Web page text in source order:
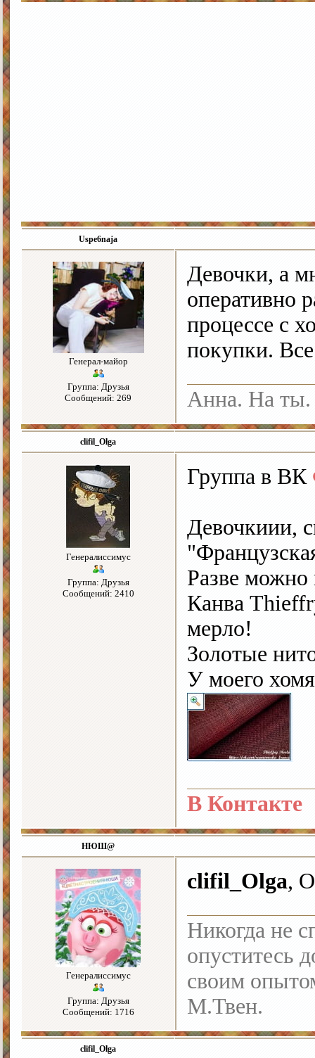
Uspe6naja
Генерал-майор
Группа: Друзья
Сообщений: 269
Девочки, а
оперативно
процессе с
покупки.
Анна. На ты.
clifil_Olga
Генералиссимус
Группа: Друзья
Сообщений: 2410
Группа в ВК
Девочкиии,
Разве
Канва
мерло!
Золотые
У моего
В Контакте
НЮШ@
Генералиссимус
Группа: Друзья
Сообщений: 1716
clifil_Olga,
Никогда не
опуститесь
своим
М.Твен.
clifil_Olga